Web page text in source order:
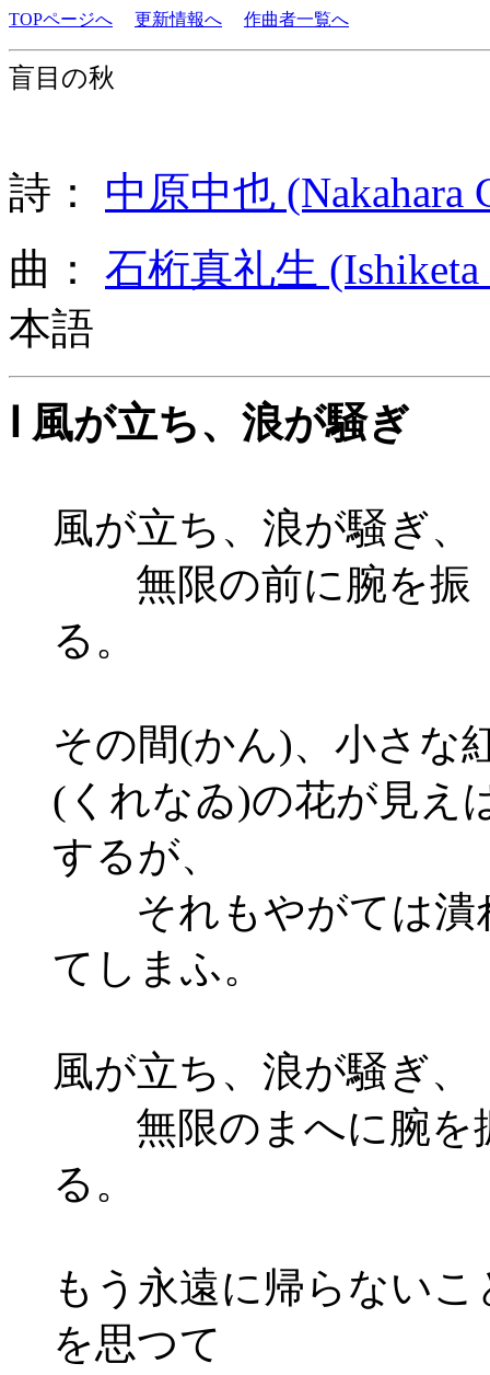
TOPページへ 更新情報へ 作曲者一覧へ
盲目の秋
詩： 中原中也 (Nakahara
曲： 石桁真礼生
本語
Ⅰ 風が立ち、浪が騒ぎ
風が立ち、浪が騒ぎ
無限の前に腕を振
る。
その間(かん)、小さな
(くれなゐ)の花が見え
するが、
それもやがては潰
てしまふ。
風が立ち、浪が騒ぎ、
無限のまへに腕を
る。
もう永遠に帰らないこ
を思つて